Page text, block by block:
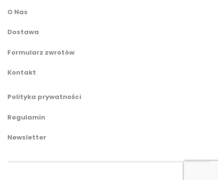
O Nas
Dostawa
Formularz zwrotów
Kontakt
Polityka prywatności
Regulamin
Newsletter